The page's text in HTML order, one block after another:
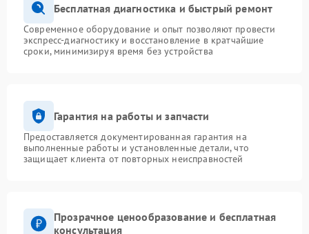
Бесплатная диагностика и быстрый ремонт
Современное оборудование и опыт позволяют провести
экспресс-диагностику и восстановление в кратчайшие
сроки, минимизируя время без устройства
Гарантия на работы и запчасти
Предоставляется документированная гарантия на
выполненные работы и установленные детали, что
защищает клиента от повторных неисправностей
Прозрачное ценообразование и бесплатная
консультация